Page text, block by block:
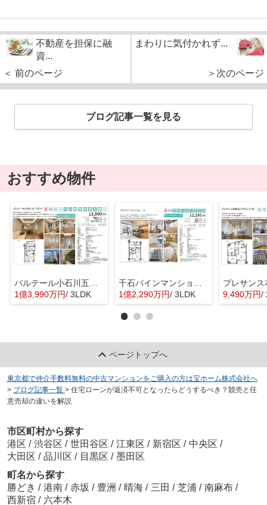
不動産を担保に融
資...
＜ 前のページ
まわりに気付かれず...
＞次のページ
ブログ記事一覧を見る
おすすめ物件
1億3,990万円/ 3LDK
1億2,290万円/ 3LDK 9,490万円/
ページトップへ
東京都で仲介手数料無料の中古マンションをご購入の方は宝ホーム株式会社へ
> ブログ記事一覧 > 住宅ローンが返済不可となったらどうするべき？競売と任
意売却の違いを解説
市区町村から探す
港区 / 渋谷区 / 世田谷区 / 江東区 / 新宿区 / 中央区 /
大田区 / 品川区 / 目黒区 / 墨田区
町名から探す
勝どき / 港南 / 赤坂 / 豊洲 / 晴海 / 三田 / 芝浦 / 南麻布 /
西新宿 / 六本木